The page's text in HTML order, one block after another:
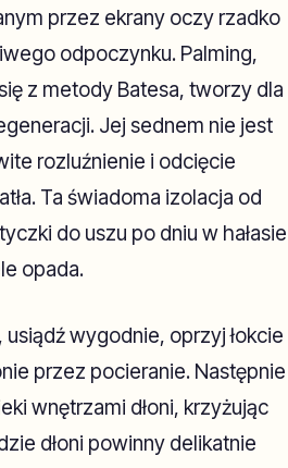
przez ekrany oczy rzadko
odpoczynku. Palming,
z metody Batesa, tworzy dla
Jej sednem nie jest
rozluźnienie i odcięcie
Ta świadoma izolacja od
do uszu po dniu w hałasie
opada.
wygodnie, oprzyj łokcie
przez pocieranie. Następnie
wnętrzami dłoni, krzyżując
dłoni powinny delikatnie